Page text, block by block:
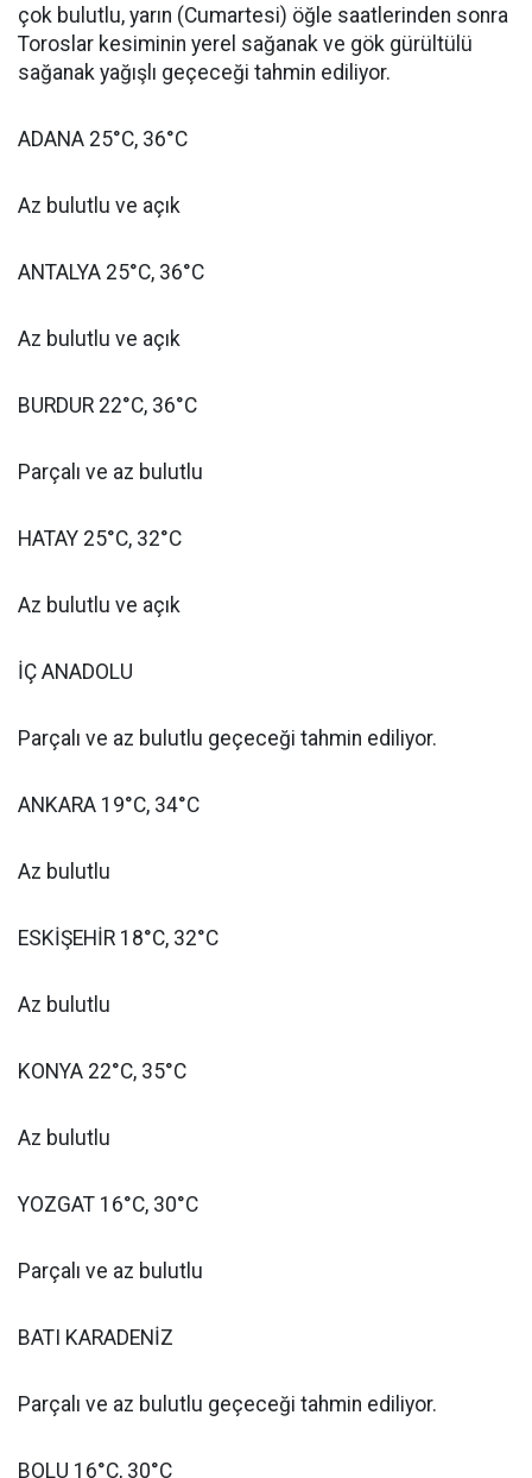
çok bulutlu, yarın (Cumartesi) öğle saatlerinden sonra
Toroslar kesiminin yerel sağanak ve gök gürültülü
sağanak yağışlı geçeceği tahmin ediliyor.
ADANA 25°C, 36°C
Az bulutlu ve açık
ANTALYA 25°C, 36°C
Az bulutlu ve açık
BURDUR 22°C, 36°C
Parçalı ve az bulutlu
HATAY 25°C, 32°C
Az bulutlu ve açık
İÇ ANADOLU
Parçalı ve az bulutlu geçeceği tahmin ediliyor.
ANKARA 19°C, 34°C
Az bulutlu
ESKİŞEHİR 18°C, 32°C
Az bulutlu
KONYA 22°C, 35°C
Az bulutlu
YOZGAT 16°C, 30°C
Parçalı ve az bulutlu
BATI KARADENİZ
Parçalı ve az bulutlu geçeceği tahmin ediliyor.
BOLU 16°C, 30°C